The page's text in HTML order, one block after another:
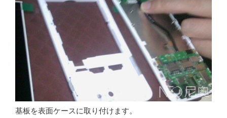
基板を表面ケースに取り付けます。